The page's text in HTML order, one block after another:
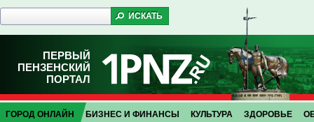
ПЕРВЫЙ
ПЕНЗЕНСКИЙ
ПОРТАЛ
ГОРОД ОНЛАЙН БИЗНЕС И ФИНАНСЫ КУЛЬТУРА ЗДОРОВЬЕ